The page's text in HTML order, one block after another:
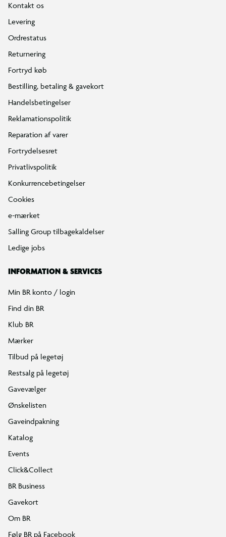
Kontakt os
Levering
Ordrestatus
Returnering
Fortryd køb
Bestilling, betaling & gavekort
Handelsbetingelser
Reklamationspolitik
Reparation af varer
Fortrydelsesret
Privatlivspolitik
Konkurrencebetingelser
Cookies
e-mærket
Salling Group tilbagekaldelser
Ledige jobs
INFORMATION & SERVICES
Min BR konto / login
Find din BR
Klub BR
Mærker
Tilbud på legetøj
Restsalg på legetøj
Gavevælger
Ønskelisten
Gaveindpakning
Katalog
Events
Click&Collect
BR Business
Gavekort
Om BR
Følg BR på Facebook